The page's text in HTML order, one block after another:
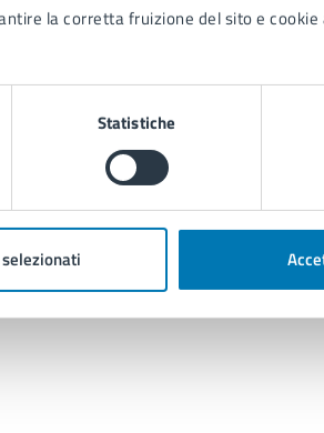
la corretta fruizione del sito e
Statistiche